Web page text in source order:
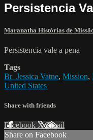
Persistencia
Maranatha Histórias de
Persistencia vale a pena
Tags
Br_Jessica Vatne, Mission,
United States
Share with friends
Facebook XEmail
Share on Facebook